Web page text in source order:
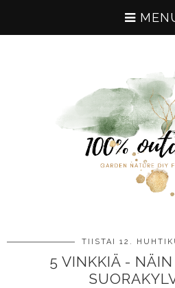
TIISTAI 12.
5 VINKKIÄ -